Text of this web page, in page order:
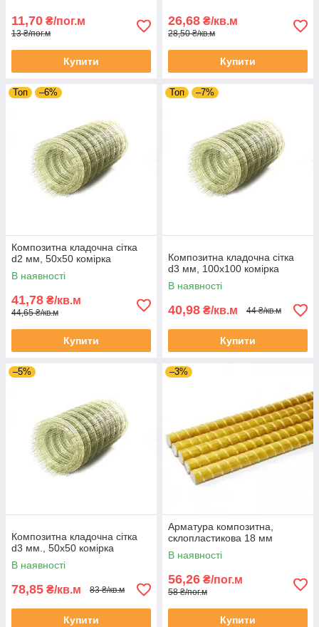
11,70 ₴/пог.м
13 ₴/пог.м
Купити
26,68 ₴/кв.м
28,50 ₴/кв.м
Купити
Топ –6%
Композитна кладочна сітка
d2 мм, 50х50 комірка
В наявності
41,78 ₴/кв.м
44,65 ₴/кв.м
Купити
Топ –7%
Композитна кладочна сітка
d3 мм, 100х100 комірка
В наявності
40,98 ₴/кв.м 44 ₴/кв.м
Купити
–5%
Композитна кладочна сітка
d3 мм., 50х50 комірка
В наявності
78,85 ₴/кв.м 83 ₴/кв.м
Купити
–3%
Арматура композитна,
склопластикова 18 мм
В наявності
56,26 ₴/пог.м
58 ₴/пог.м
Купити